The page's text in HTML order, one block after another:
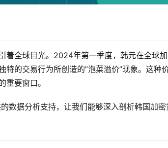
着全球目光。2024年第一季度，韩元在全球
的交易行为所创造的”泡菜溢价”现象。这种
要窗口。
数据分析支持，让我们能够深入剖析韩国加密